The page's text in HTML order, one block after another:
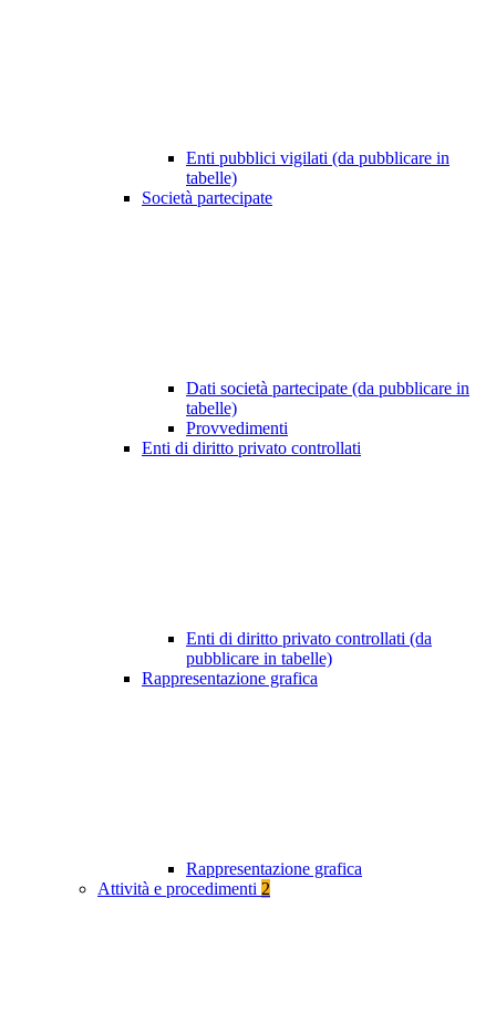
Enti pubblici vigilati (da pubblicare in
tabelle)
Società partecipate
Dati società partecipate (da pubblicare in
tabelle)
Provvedimenti
Enti di diritto privato controllati
Enti di diritto privato controllati (da
pubblicare in tabelle)
Rappresentazione grafica
Rappresentazione grafica
Attività e procedimenti 2